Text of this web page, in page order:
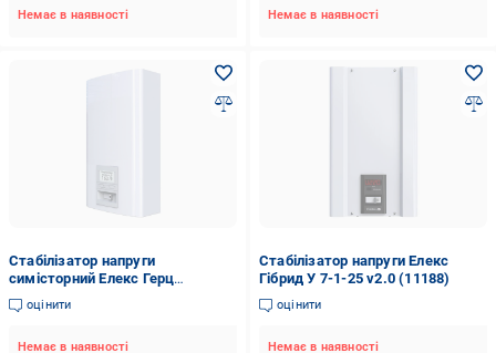
Немає в наявності Немає в наявності
Стабілізатор напруги
симісторний Елекс Герц
стандартний У 16-1/25 v3.0 5500
Вт (DR008286)
оцінити
Немає в наявності
Стабілізатор напруги Елекс
Гібрид У 7-1-25 v2.0 (11188)
оцінити
Немає в наявності